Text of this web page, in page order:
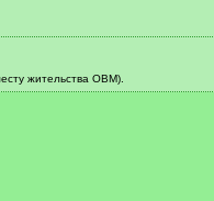
жительства ОВМ).